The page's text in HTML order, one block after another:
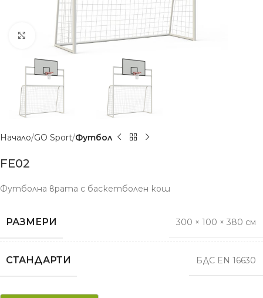
Вижте в цял размер
Начало GO Sport Футбол
FE02
Футболна врата с баскетболен кош
РАЗМЕРИ 300 × 100 × 380 см
СТАНДАРТИ БДС EN 16630